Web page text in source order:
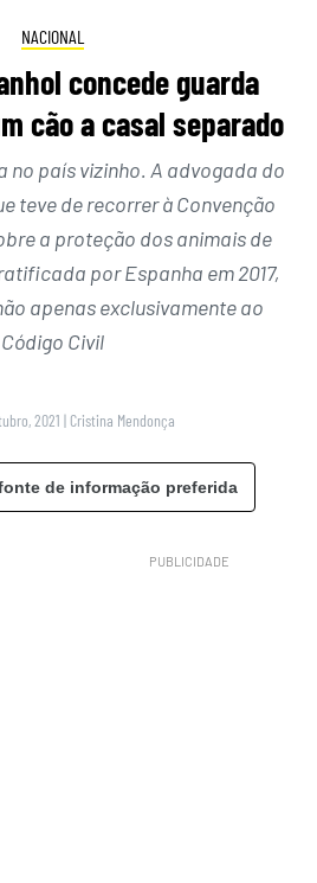
NACIONAL
concede guarda
cão a casal separado
no país vizinho. A advogada do
teve de recorrer à Convenção
a proteção dos animais de
por Espanha em 2017,
apenas exclusivamente ao
Código Civil
2021 | Cristina Mendonça
de informação preferida